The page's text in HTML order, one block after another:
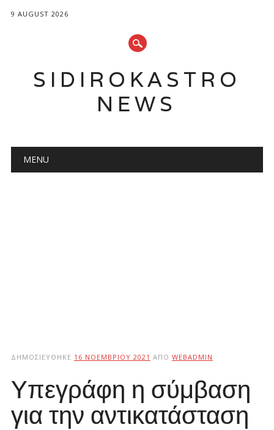
9 AUGUST 2026
SIDIROKASTRO
NEWS
Main menu
MENU
ΔΗΜΟΣΙΕΎΘΗΚΕ 16 ΝΟΕΜΒΡΊΟΥ 2021 ΑΠΌ WEBADMIN
Υπεγράφη η σύμβαση
για την αντικατάσταση